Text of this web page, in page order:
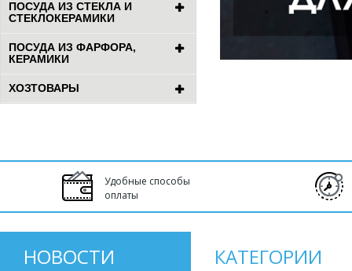
ПОСУДА ИЗ СТЕКЛА И
СТЕКЛОКЕРАМИКИ
ПОСУДА ИЗ ФАРФОРА,
КЕРАМИКИ
ХОЗТОВАРЫ
Удобные способы
оплаты
НОВОСТИ КАТЕГОРИИ